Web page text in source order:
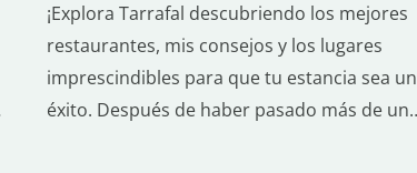
¡Explora Tarrafal descubriendo los mejores
restaurantes, mis consejos y los lugares
imprescindibles para que tu estancia sea un
éxito. Después de haber pasado más de un